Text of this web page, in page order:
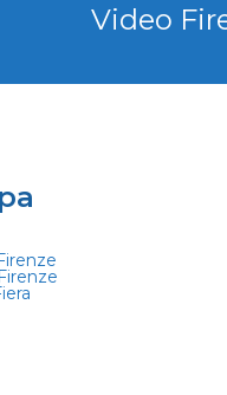
Video